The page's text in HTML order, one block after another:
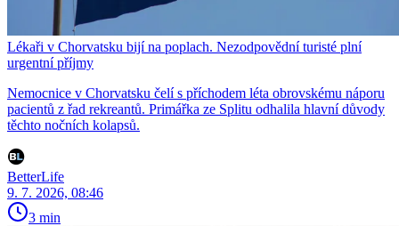
Lékaři v Chorvatsku bijí na poplach. Nezodpovědní turisté plní
urgentní příjmy
Nemocnice v Chorvatsku čelí s příchodem léta obrovskému náporu
pacientů z řad rekreantů. Primářka ze Splitu odhalila hlavní důvody
těchto nočních kolapsů.
BetterLife
9. 7. 2026, 08:46
3 min